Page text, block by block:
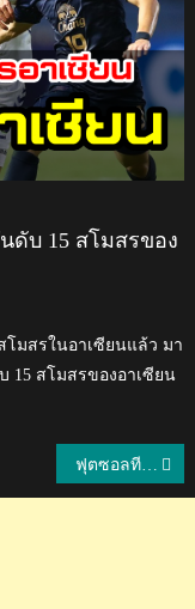
ดับ 15 สโมสรของ
โมสรในอาเซียนแล้ว มา
15 สโมสรของอาเซียน
ฟุตซอลทีมชาติไทยเตรียมแต่งตั้ง มิเกล โรดริโก้ คุมทีม ลุ้นตั๋วฟุตซอลโลก 2024